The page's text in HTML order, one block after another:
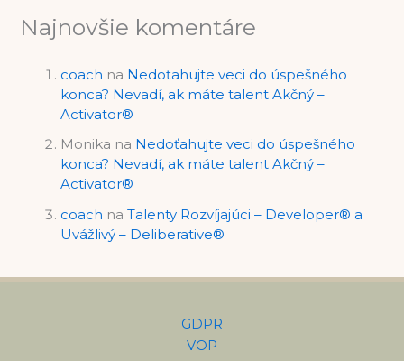
Najnovšie komentáre
coach na Nedoťahujte veci do úspešného
konca? Nevadí, ak máte talent Akčný –
Activator®
Monika na Nedoťahujte veci do úspešného
konca? Nevadí, ak máte talent Akčný –
Activator®
coach naTalenty Rozvíjajúci – Developer® a
Uvážlivý – Deliberative®
GDPR
VOP